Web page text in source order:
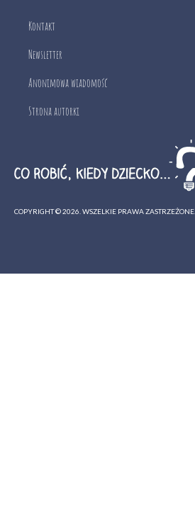
Kontakt
Newsletter
Anonimowa wiadomość
Strona autorki
COPYRIGHT ©2026 . WSZELKIE PRAWA ZASTRZEŻONE.